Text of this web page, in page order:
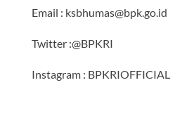
Email : ksbhumas@bpk.go.id
Twitter :@BPKRI
Instagram : BPKRIOFFICIAL